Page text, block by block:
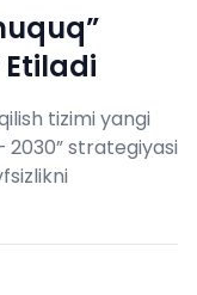
Etiladi
tizimi yangi
2030” strategiyasi